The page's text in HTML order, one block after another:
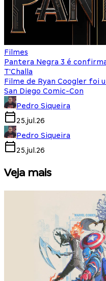
Filmes
Pantera Negra 3 é
T'Challa
Filme de Ryan Coogler foi
San Diego Comic-Con
Pedro Siqueira
25.jul.26
Pedro Siqueira
25.jul.26
Veja mais